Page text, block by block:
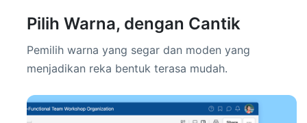
Pilih Warna, dengan Cantik
Pemilih warna yang segar dan moden yang
menjadikan reka bentuk terasa mudah.